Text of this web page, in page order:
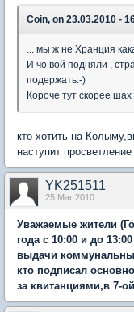
Coin, on 23.03.2010 -
... мы ж не Хранция
И чо вой подняли ,
подержать:-)
Короче тут скорее шах
кто хотить на
наступит
YK251511
25 Mar 2010
Уважаемые жители
года с 10:00 и до
выдачи
кто подписал
за квитанциями,в 7-